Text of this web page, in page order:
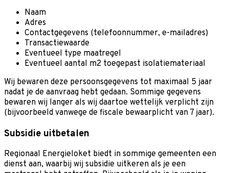
Naam
Adres
Contactgegevens (telefoonnummer, e-mailadres)
Transactiewaarde
Eventueel type maatregel
Eventueel aantal m2 toegepast isolatiemateriaal
Wij bewaren deze persoonsgegevens tot maximaal 5 jaar
nadat je de aanvraag hebt gedaan. Sommige gegevens
bewaren wij langer als wij daartoe wettelijk verplicht zijn
(bijvoorbeeld vanwege de fiscale bewaarplicht van 7 jaar).
Subsidie uitbetalen
Regionaal Energieloket biedt in sommige gemeenten een
dienst aan, waarbij wij subsidie uitkeren als je een